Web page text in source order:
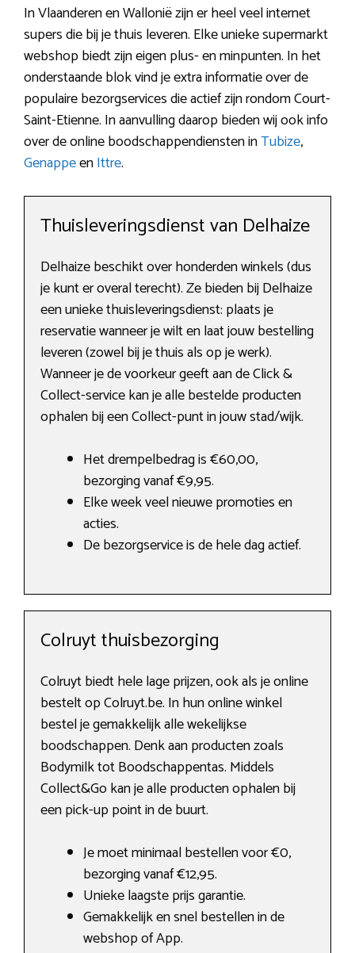
In Vlaanderen en Wallonië zijn er heel veel internet
supers die bij je thuis leveren. Elke unieke supermarkt
webshop biedt zijn eigen plus- en minpunten. In het
onderstaande blok vind je extra informatie over de
populaire bezorgservices die actief zijn rondom Court-
Saint-Etienne. In aanvulling daarop bieden wij ook info
over de online boodschappendiensten inTubize,
GenappeenIttre.
Thuisleveringsdienst van Delhaize
Delhaize beschikt over honderden winkels (dus
je kunt er overal terecht). Ze bieden bij Delhaize
een unieke thuisleveringsdienst: plaats je
reservatie wanneer je wilt en laat jouw bestelling
leveren (zowel bij je thuis als op je werk).
Wanneer je de voorkeur geeft aan de Click &
Collect-service kan je alle bestelde producten
ophalen bij een Collect-punt in jouw stad/wijk.
Het drempelbedrag is €60,00,
bezorging vanaf €9,95.
Elke week veel nieuwe promoties en
acties.
De bezorgservice is de hele dag actief.
Colruyt thuisbezorging
Colruyt biedt hele lage prijzen, ook als je online
bestelt op Colruyt.be. In hun online winkel
bestel je gemakkelijk alle wekelijkse
boodschappen. Denk aan producten zoals
Bodymilk tot Boodschappentas. Middels
Collect&Go kan je alle producten ophalen bij
een pick-up point in de buurt.
Je moet minimaal bestellen voor €0,
bezorging vanaf €12,95.
Unieke laagste prijs garantie.
Gemakkelijk en snel bestellen in de
webshop of App.